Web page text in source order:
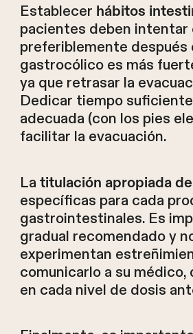
Establecer hábitos
pacientes deben intentar
preferiblemente después
gastrocólico es más
ya que retrasar la
Dedicar tiempo
adecuada (con los pies
facilitar la evacuación.
La titulación apropiada
específicas para cada
gastrointestinales. Es
gradual recomendado y
experimentan
comunicarlo a su
en cada nivel de dosis